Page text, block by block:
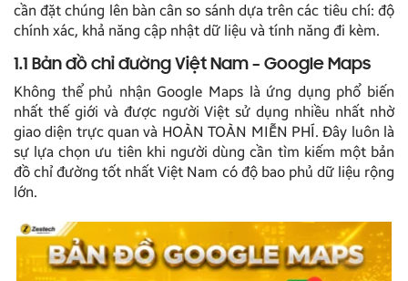
cần đặt chúng lên bàn cân so sánh dựa trên các tiêu chí: độ
chính xác, khả năng cập nhật dữ liệu và tính năng đi kèm.
1.1 Bản đồ chỉ đường Việt Nam – Google Maps
Không thể phủ nhận Google Maps là ứng dụng phổ biến
nhất thế giới và được người Việt sử dụng nhiều nhất nhờ
giao diện trực quan và HOÀN TOÀN MIỄN PHÍ. Đây luôn là
sự lựa chọn ưu tiên khi người dùng cần tìm kiếm một bản
đồ chỉ đường tốt nhất Việt Nam có độ bao phủ dữ liệu rộng
lớn.